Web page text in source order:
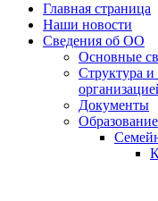
Главная страница
Наши новости
Сведения об ОО
Основные
Структура и
Документы
Образование